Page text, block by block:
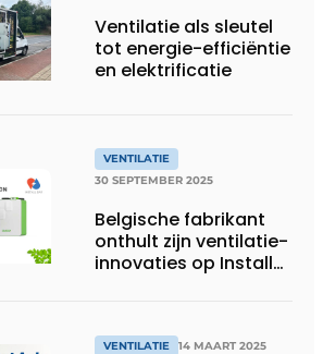
Ventilatie als sleutel
tot energie-efficiëntie
en elektrificatie
VENTILATIE
30 SEPTEMBER 2025
Belgische fabrikant
onthult zijn ventilatie-
innovaties op Install
VENTILATIE 14 MAART 2025